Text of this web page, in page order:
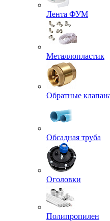
Лента ФУМ
Металлопластик
Обратные
Обсадная труба
Оголовки
Полипропилен